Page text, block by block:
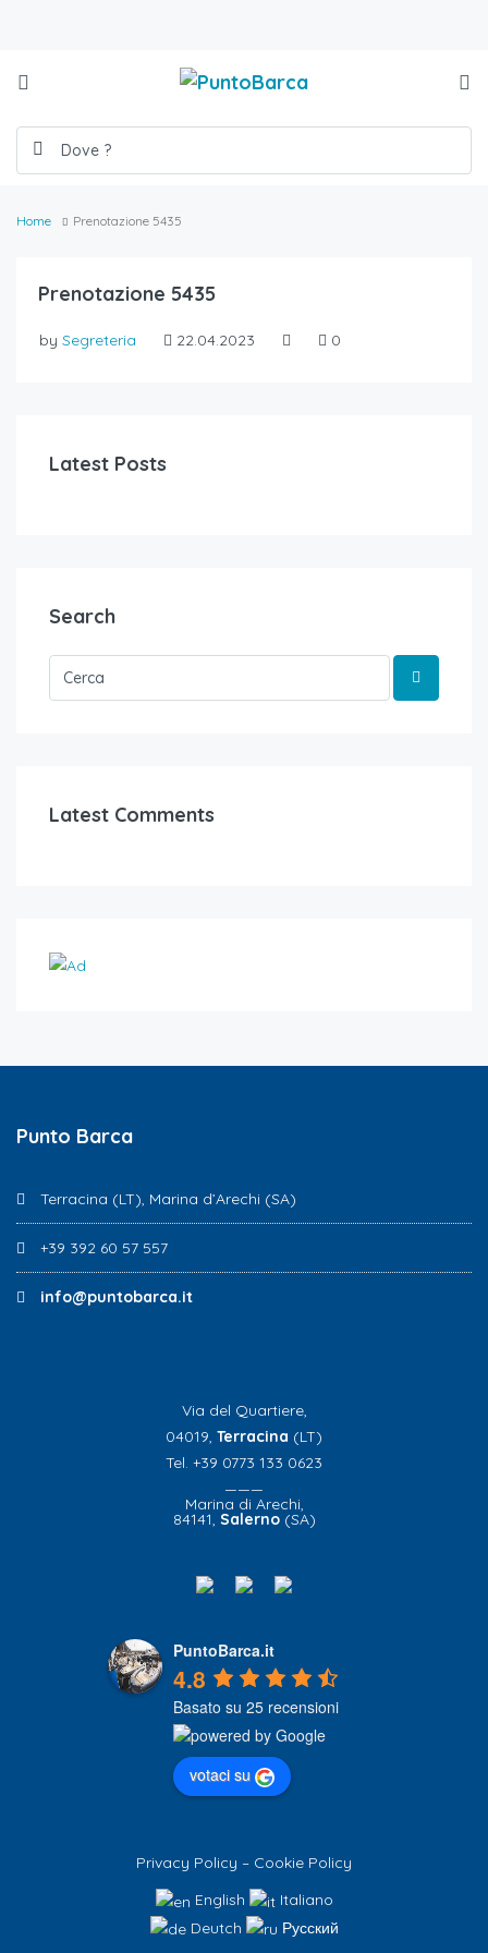
Home Prenotazione 5435
Prenotazione 5435
by Segreteria 22.04.2023 0
Latest Posts
Search
Latest Comments
Punto Barca
Terracina (LT), Marina d’Arechi (SA)
+39 392 60 57 557
info@puntobarca.it
Via del Quartiere,
04019, Terracina (LT)
Tel. +39 0773 133 0623
———
Marina di Arechi,
84141, Salerno(SA)
PuntoBarca.it
4.8
Basato su 25 recensioni
votaci su
Privacy Policy – Cookie Policy
English
Italiano
Deutch
Русский